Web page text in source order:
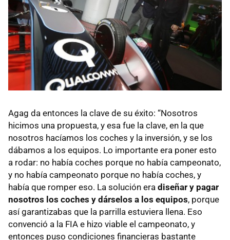
Agag da entonces la clave de su éxito: “Nosotros
hicimos una propuesta, y esa fue la clave, en la que
nosotros hacíamos los coches y la inversión, y se los
dábamos a los equipos. Lo importante era poner esto
a rodar: no había coches porque no había campeonato,
y no había campeonato porque no había coches, y
había que romper eso. La solución era diseñar y pagar
nosotros los coches y dárselos a los equipos, porque
así garantizabas que la parrilla estuviera llena. Eso
convenció a la FIA e hizo viable el campeonato, y
entonces puso condiciones financieras bastante